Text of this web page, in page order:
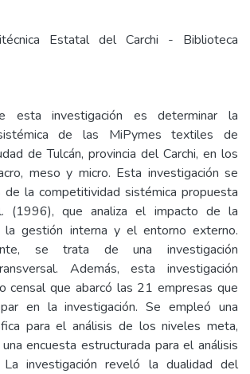
Estatal del Carchi - Biblioteca
esta investigación es determinar la
de las MiPymes textiles de
de Tulcán, provincia del Carchi, en los
meso y micro. Esta investigación se
la competitividad sistémica propuesta
(1996), que analiza el impacto de la
la gestión interna y el entorno externo.
se trata de una investigación
Además, esta investigación
censal que abarcó las 21 empresas que
en la investigación. Se empleó una
para el análisis de los niveles meta,
encuesta estructurada para el análisis
investigación reveló la dualidad del